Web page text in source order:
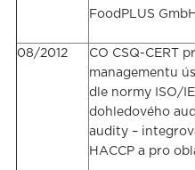
FoodPLUS GmbH
08/2012
CO CSQ-CERT
managementu
dle normy ISO/
dohledového
audity –
HACCP a pro